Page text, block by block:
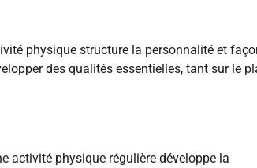
physique structure la personnalité et
des qualités essentielles, tant sur le
activité physique régulière développe la